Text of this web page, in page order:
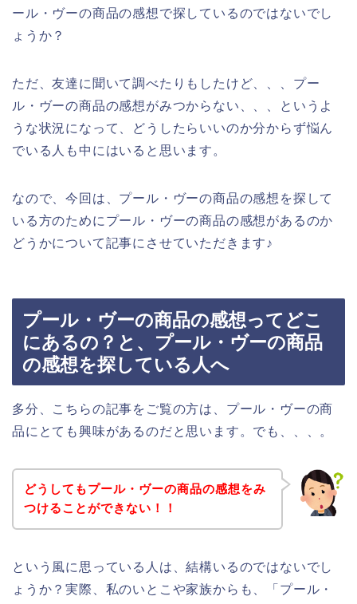
ール・ヴーの商品の感想で探しているのではないでし
ょうか？
ただ、友達に聞いて調べたりもしたけど、、、プー
ル・ヴーの商品の感想がみつからない、、、というよ
うな状況になって、どうしたらいいのか分からず悩ん
でいる人も中にはいると思います。
なので、今回は、プール・ヴーの商品の感想を探して
いる方のためにプール・ヴーの商品の感想があるのか
どうかについて記事にさせていただきます♪
プール・ヴーの商品の感想ってどこ
にあるの？と、プール・ヴーの商品
の感想を探している人へ
多分、こちらの記事をご覧の方は、プール・ヴーの商
品にとても興味があるのだと思います。でも、、、。
どうしてもプール・ヴーの商品の感想をみ
つけることができない！！
という風に思っている人は、結構いるのではないでし
ょうか？実際、私のいとこや家族からも、「プール・